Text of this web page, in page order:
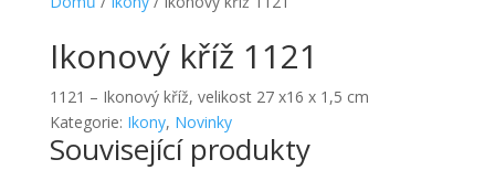
Ikonový kříž 1121
1121 – Ikonový kříž, velikost 27 x16 x 1,5 cm
Kategorie: Ikony, Novinky
Související produkty